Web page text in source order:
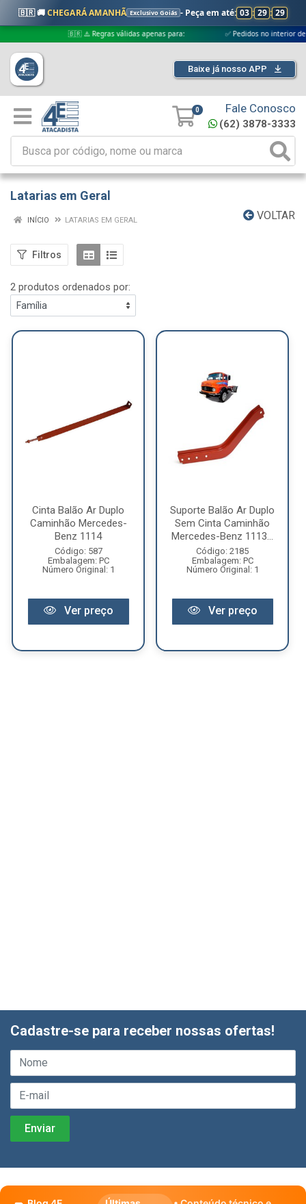
🇧🇷 🚚CHEGARÁ AMANHÃ Exclusivo Goiás - Peça em até: 03 : 29 : 29
🇧🇷 ⚠️ Regras válidas apenas para: ✅ Pedidos no interior de Goiás
Baixe já nosso APP
0 Fale Conosco
(62) 3878-3333
Latarias em Geral
VOLTAR
INÍCIO LATARIAS EM GERAL
Filtros
2 produtos ordenados por:
Cinta Balão Ar Duplo
Caminhão Mercedes-
Benz 1114
Código: 587
Embalagem: PC
Número Original: 1
Ver preço
Suporte Balão Ar Duplo
Sem Cinta Caminhão
Mercedes-Benz 1113...
Código: 2185
Embalagem: PC
Número Original: 1
Ver preço
Cadastre-se para receber nossas ofertas!